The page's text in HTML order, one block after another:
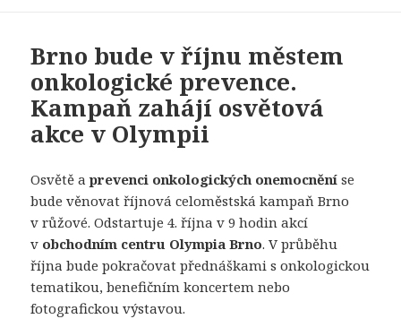
Brno bude v říjnu městem
onkologické prevence.
Kampaň zahájí osvětová
akce v Olympii
Osvětě aprevenci onkologických onemocnění se
bude věnovat říjnová celoměstská kampaň Brno
v růžové. Odstartuje 4. října v 9 hodin akcí
v obchodním centru Olympia Brno. V průběhu
října bude pokračovat přednáškami s onkologickou
tematikou, benefičním koncertem nebo
fotografickou výstavou.